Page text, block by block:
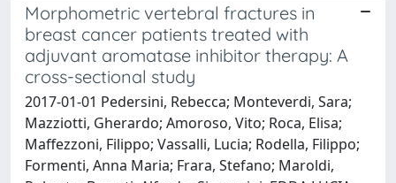
Morphometric vertebral fractures in
breast cancer patients treated with
adjuvant aromatase inhibitor therapy: A
cross-sectional study
2017-01-01 Pedersini, Rebecca; Monteverdi, Sara;
Mazziotti, Gherardo; Amoroso, Vito; Roca, Elisa;
Maffezzoni, Filippo; Vassalli, Lucia; Rodella, Filippo;
Formenti, Anna Maria; Frara, Stefano; Maroldi,